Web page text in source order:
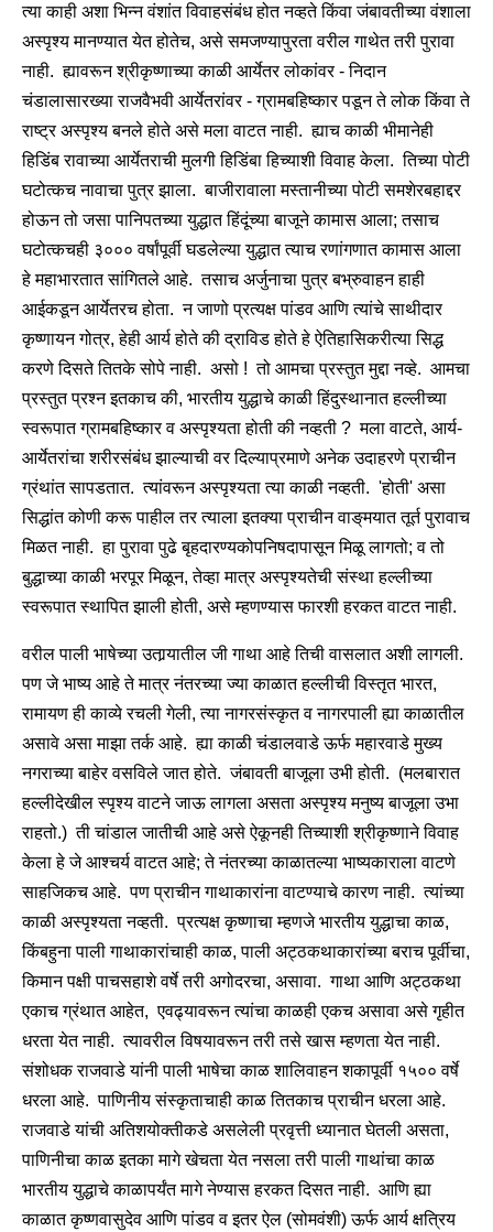
त्या काही अशा भिन्न वंशांत विवाहसंबंध होत नव्हते किंवा जंबावतीच्या वंशाला
अस्पृश्य मानण्यात येत होतेच, असे समजण्यापुरता वरील गाथेत तरी पुरावा
नाही. ह्यावरून श्रीकृष्णाच्या काळी आर्येतर लोकांवर - निदान
चंडालासारख्या राजवैभवी आर्येतरांवर - ग्रामबहिष्कार पडून ते लोक किंवा ते
राष्ट्र अस्पृश्य बनले होते असे मला वाटत नाही. ह्याच काळी भीमानेही
हिडिंब रावाच्या आर्येतराची मुलगी हिडिंबा हिच्याशी विवाह केला. तिच्या पोटी
घटोत्कच नावाचा पुत्र झाला. बाजीरावाला मस्तानीच्या पोटी समशेरबहाद्दर
होऊन तो जसा पानिपतच्या युद्धात हिंदूंच्या बाजूने कामास आला; तसाच
घटोत्कचही ३००० वर्षांपूर्वी घडलेल्या युद्धात त्याच रणांगणात कामास आला
हे महाभारतात सांगितले आहे. तसाच अर्जुनाचा पुत्र बभ्रुवाहन हाही
आईकडून आर्येतरच होता. न जाणो प्रत्यक्ष पांडव आणि त्यांचे साथीदार
कृष्णायन गोत्र, हेही आर्य होते की द्राविड होते हे ऐतिहासिकरीत्या सिद्ध
करणे दिसते तितके सोपे नाही. असो ! तो आमचा प्रस्तुत मुद्दा नव्हे. आमचा
प्रस्तुत प्रश्न इतकाच की, भारतीय युद्धाचे काळी हिंदुस्थानात हल्लीच्या
स्वरूपात ग्रामबहिष्कार व अस्पृश्यता होती की नव्हती ? मला वाटते, आर्य-
आर्येतरांचा शरीरसंबंध झाल्याची वर दिल्याप्रमाणे अनेक उदाहरणे प्राचीन
ग्रंथांत सापडतात. त्यांवरून अस्पृश्यता त्या काळी नव्हती. 'होती' असा
सिद्धांत कोणी करू पाहील तर त्याला इतक्या प्राचीन वाङ्‌मयात तूर्त पुरावाच
मिळत नाही. हा पुरावा पुढे बृहदारण्यकोपनिषदापासून मिळू लागतो; व तो
बुद्धाच्या काळी भरपूर मिळून, तेव्हा मात्र अस्पृश्यतेची संस्था हल्लीच्या
स्वरूपात स्थापित झाली होती, असे म्हणण्यास फारशी हरकत वाटत नाही.
वरील पाली भाषेच्या उतार्‍यातील जी गाथा आहे तिची वासलात अशी लागली.
पण जे भाष्य आहे ते मात्र नंतरच्या ज्या काळात हल्लीची विस्तृत भारत,
रामायण ही काव्ये रचली गेली, त्या नागरसंस्कृत व नागरपाली ह्या काळातील
असावे असा माझा तर्क आहे. ह्या काळी चंडालवाडे ऊर्फ महारवाडे मुख्य
नगराच्या बाहेर वसविले जात होते. जंबावती बाजूला उभी होती. (मलबारात
हल्लीदेखील स्पृश्य वाटने जाऊ लागला असता अस्पृश्य मनुष्य बाजूला उभा
राहतो.) ती चांडाल जातीची आहे असे ऐकूनही तिच्याशी श्रीकृष्णाने विवाह
केला हे जे आश्चर्य वाटत आहे; ते नंतरच्या काळातल्या भाष्यकाराला वाटणे
साहजिकच आहे. पण प्राचीन गाथाकारांना वाटण्याचे कारण नाही. त्यांच्या
काळी अस्पृश्यता नव्हती. प्रत्यक्ष कृष्णाचा म्हणजे भारतीय युद्धाचा काळ,
किंबहुना पाली गाथाकारांचाही काळ, पाली अट्ठकथाकारांच्या बराच पूर्वीचा,
किमान पक्षी पाचसहाशे वर्षे तरी अगोदरचा, असावा. गाथा आणि अट्ठकथा
एकाच ग्रंथात आहेत, एवढ्यावरून त्यांचा काळही एकच असावा असे गृहीत
धरता येत नाही. त्यावरील विषयावरून तरी तसे खास म्हणता येत नाही.
संशोधक राजवाडे यांनी पाली भाषेचा काळ शालिवाहन शकापूर्वी १५०० वर्षे
धरला आहे. पाणिनीय संस्कृताचाही काळ तितकाच प्राचीन धरला आहे.
राजवाडे यांची अतिशयोक्तीकडे असलेली प्रवृत्ती ध्यानात घेतली असता,
पाणिनीचा काळ इतका मागे खेचता येत नसला तरी पाली गाथांचा काळ
भारतीय युद्धाचे काळापर्यंत मागे नेण्यास हरकत दिसत नाही. आणि ह्या
काळात कृष्णवासुदेव आणि पांडव व इतर ऐल (सोमवंशी) ऊर्फ आर्य क्षत्रिय